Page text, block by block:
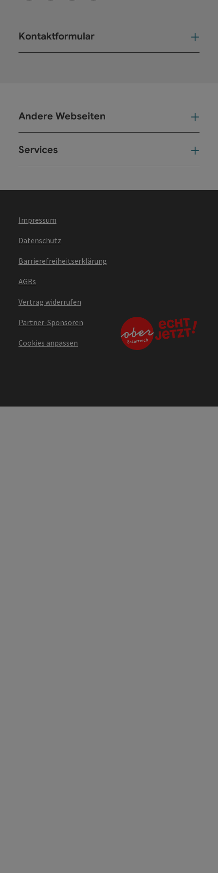
Kontaktformular
Andere Webseiten
Services
Impressum
Datenschutz
Barrierefreiheitserklärung
AGBs
Vertrag widerrufen
Partner-Sponsoren
Cookies anpassen